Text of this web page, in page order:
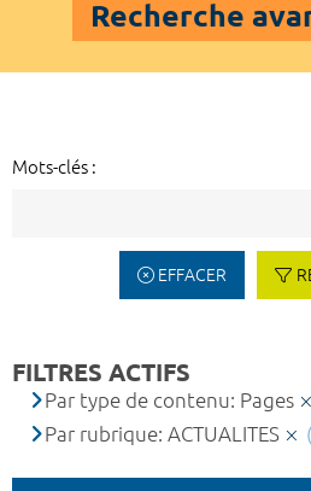
Recherche
Mots-clés :
EFFACER
FILTRES ACTIFS
Par type de contenu: Pages
Par rubrique: ACTUALITES